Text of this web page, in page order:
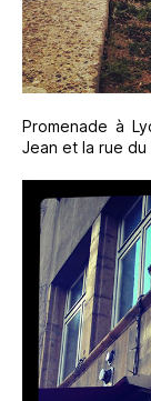
Promenade à
Jean et la rue